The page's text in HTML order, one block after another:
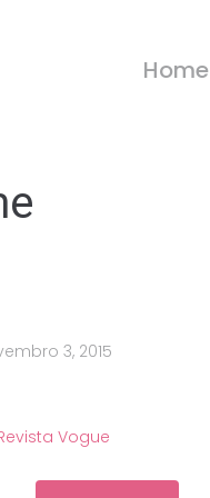
Home
3, 2015
Vogue